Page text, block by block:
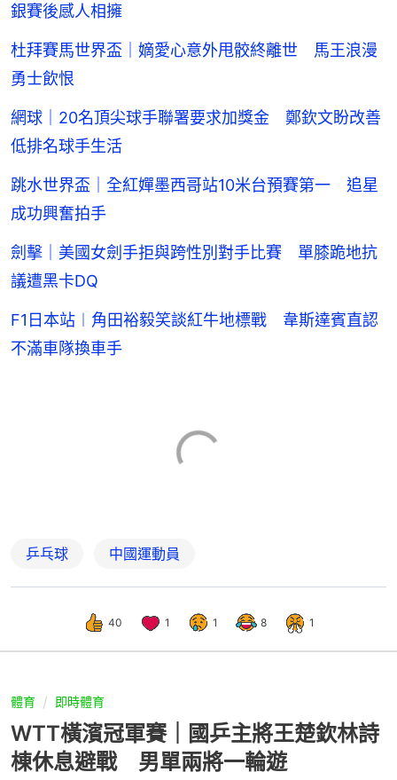
銀賽後感人相擁
杜拜賽馬世界盃｜嫡愛心意外甩骹終離世 馬王浪漫
勇士飲恨
網球｜20名頂尖球手聯署要求加獎金 鄭欽文盼改善
低排名球手生活
跳水世界盃｜全紅嬋墨西哥站10米台預賽第一 追星
成功興奮拍手
劍擊｜美國女劍手拒與跨性別對手比賽 單膝跪地抗
議遭黑卡DQ
F1日本站︱角田裕毅笑談紅牛地標戰 韋斯達賓直認
不滿車隊換車手
乒乓球 中國運動員
40 1 1 8 1
體育 即時體育
WTT橫濱冠軍賽｜國乒主將王楚欽林詩
棟休息避戰 男單兩將一輪遊